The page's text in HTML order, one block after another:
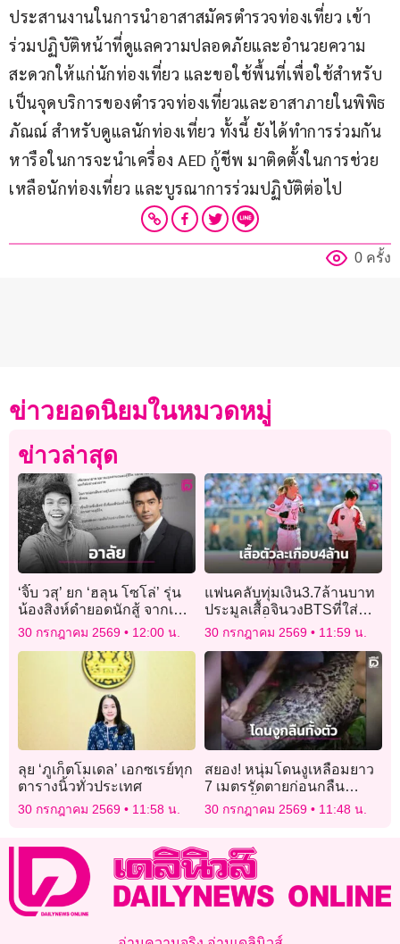
ประสานงานในการนำอาสาสมัครตำรวจท่องเที่ยว เข้า
ร่วมปฏิบัติหน้าที่ดูแลความปลอดภัยและอำนวยความ
สะดวกให้แก่นักท่องเที่ยว และขอใช้พื้นที่เพื่อใช้สำหรับ
เป็นจุดบริการของตำรวจท่องเที่ยวและอาสาภายในพิพิธ
ภัณณ์ สำหรับดูแลนักท่องเที่ยว ทั้งนี้ ยังได้ทำการร่วมกัน
หารือในการจะนำเครื่อง AED กู้ชีพ มาติดตั้งในการช่วย
เหลือนักท่องเที่ยว และบูรณาการร่วมปฏิบัติต่อไป
0 ครั้ง
ข่าวยอดนิยมในหมวดหมู่
ข่าวล่าสุด
‘จิ๊บ วสุ’ ยก ‘ฮลุน โซโล่’ รุ่น
น้องสิงห์ดำยอดนักสู้ จากเด็ก
ไร้ต้นทุนสู่ไอดอลท่องโลก!
30 กรกฎาคม 2569 12:00 น.
แฟนคลับทุ่มเงิน3.7ล้านบาท
ประมูลเสื้อจินวงBTSที่ใส่
ช่วงพักครึ่งฟุตบอลโลก
30 กรกฎาคม 2569 11:59 น.
ลุย ‘ภูเก็ตโมเดล’ เอกซเรย์ทุก
ตารางนิ้วทั่วประเทศ
30 กรกฎาคม 2569 11:58 น.
สยอง! หนุ่มโดนงูเหลือมยาว
7 เมตรรัดตายก่อนกลืน
ลงท้องทั้งตัว
30 กรกฎาคม 2569 11:48 น.